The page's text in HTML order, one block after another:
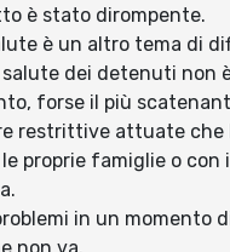
è stato dirompente.
è un altro tema di
dei detenuti non
forse il più
restrittive attuate che
proprie famiglie o
in un momento